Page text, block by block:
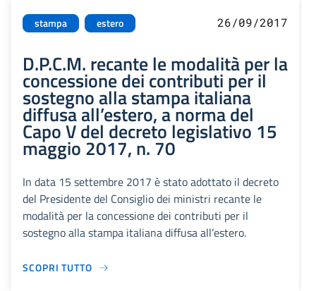
stampa estero 26/09/2017
D.P.C.M. recante le modalità per la
concessione dei contributi per il
sostegno alla stampa italiana
diffusa all’estero, a norma del
Capo V del decreto legislativo 15
maggio 2017, n. 70
In data 15 settembre 2017 è stato adottato il decreto
del Presidente del Consiglio dei ministri recante le
modalità per la concessione dei contributi per il
sostegno alla stampa italiana diffusa all’estero.
SCOPRI TUTTO